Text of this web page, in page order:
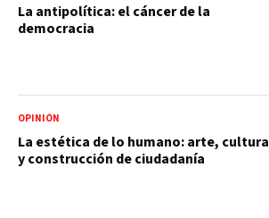
La antipolítica: el cáncer de la
democracia
OPINIÓN
La estética de lo humano: arte, cultura
y construcción de ciudadanía